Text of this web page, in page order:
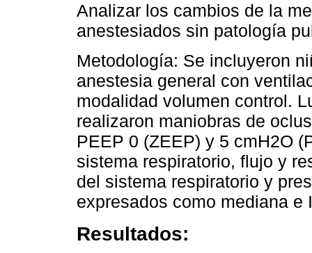
Analizar los cambios de la
anestesiados sin patología
Metodología: Se incluyeron
anestesia general con
modalidad volumen control.
realizaron maniobras de
PEEP 0 (ZEEP) y 5 cmH2O
sistema respiratorio, flujo y
del sistema respiratorio y
expresados como mediana
Resultados: